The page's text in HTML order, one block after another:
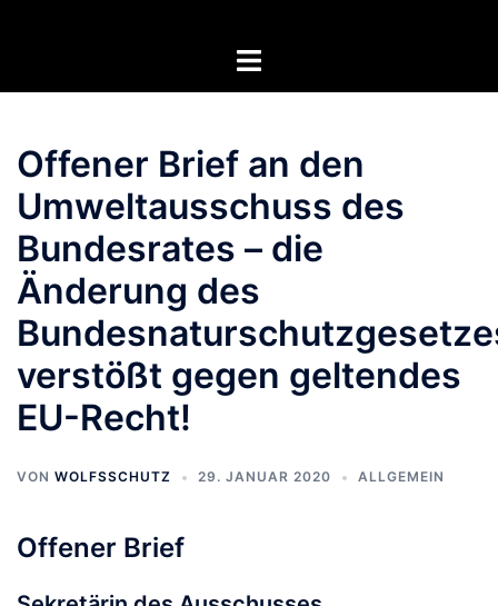
Menü
Offener Brief an den
Umweltausschuss des
Bundesrates – die
Änderung des
verstößt gegen geltendes
EU-Recht!
VON WOLFSSCHUTZ 29. JANUAR 2020 ALLGEMEIN
Offener Brief